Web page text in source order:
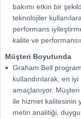
bakımı etkin bir
teknolojiler
performans
kalite ve
Müşteri Boyutunda
Graham Bell
kullandırılarak, en
amaçlanıyor.
ile hizmet kalitesinin
metin analitiği,